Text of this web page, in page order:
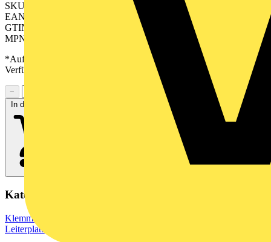
SKU: 2645030000
EAN: 04050118641943
GTIN: 04050118641943
MPN: CPS 5.00/10/270F SN GN BX
*Auf Anfrage verfügbar - bitte in den Warenkorb legen, um
Verfügbarkeit zu prüfen
−
In den Warenkorb
Kategorien
Klemmen, Steckverbinder & Verbindungselemente
Leiterplattensteckverbinder